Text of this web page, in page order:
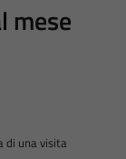
mese